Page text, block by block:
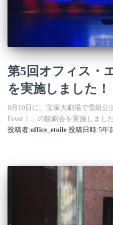
第5回オフィス・
を実施しました！
8月10日に、宝塚大劇場で雪組公
Fever！」の観劇会を実施しました
投稿者:office_etoile 投稿日時:5年